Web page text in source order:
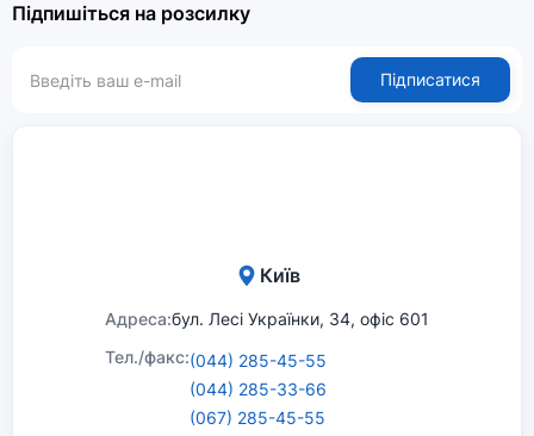
Підпишіться на розсилку
Підписатися
Київ
Адреса:бул. Лесі Українки, 34, офіс 601
Тел./факс:(044) 285-45-55
(044) 285-33-66
(067) 285-45-55